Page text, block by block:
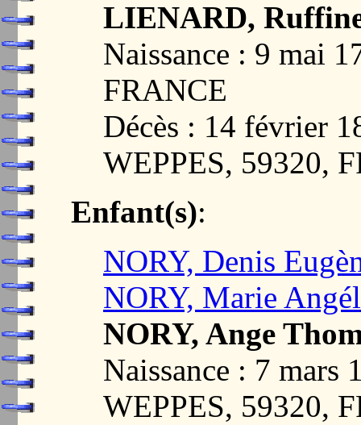
LIENARD,
Naissance : 9 mai
FRANCE
Décès : 14 février
WEPPES, 59320,
Enfant(s):
NORY, Denis
NORY, Marie
NORY, Ange
Naissance : 7 mars
WEPPES, 59320,